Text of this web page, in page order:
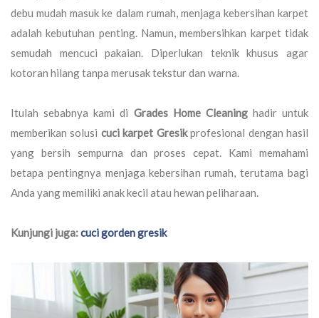
debu mudah masuk ke dalam rumah, menjaga kebersihan karpet
adalah kebutuhan penting. Namun, membersihkan karpet tidak
semudah mencuci pakaian. Diperlukan teknik khusus agar
kotoran hilang tanpa merusak tekstur dan warna.
Itulah sebabnya kami di Grades Home Cleaninghadir untuk
memberikan solusi cuci karpet Gresikprofesional dengan hasil
yang bersih sempurna dan proses cepat. Kami memahami
betapa pentingnya menjaga kebersihan rumah, terutama bagi
Anda yang memiliki anak kecil atau hewan peliharaan.
Kunjungi juga:cuci gorden gresik